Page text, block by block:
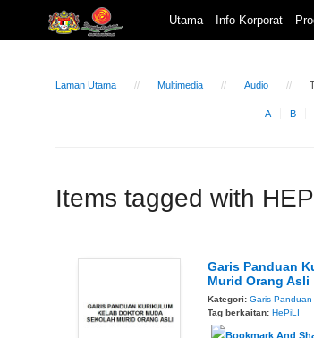
Utama Info Korporat
Laman Utama Multimedia Audio
A B
Items tagged with
Garis Panduan
Murid Orang Asli
Kategori: Garis Panduan
Tag berkaitan: HePiLI